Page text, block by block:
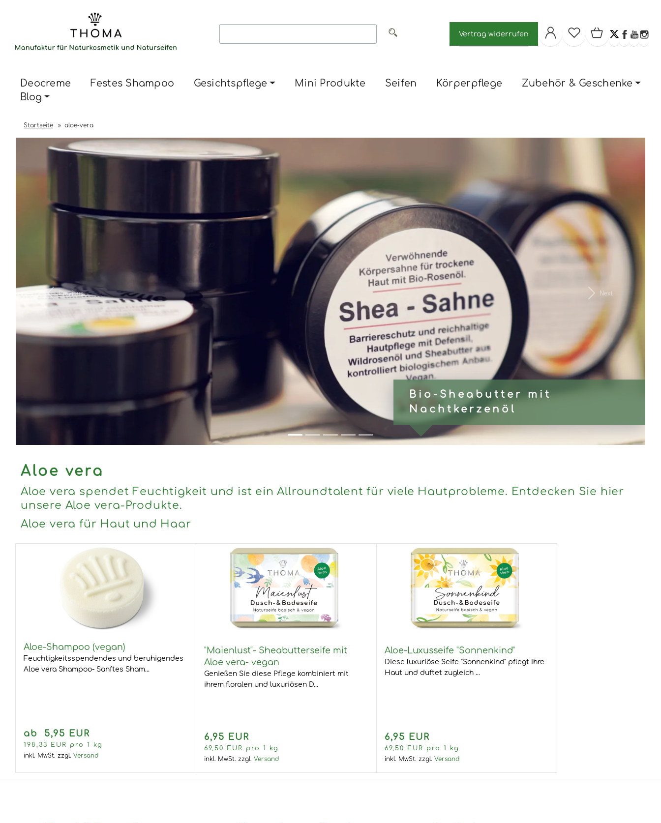
Vertrag widerrufen
Deocreme Festes Shampoo Gesichtspflege Mini Produkte Seifen Körperpflege
Zubehör & Geschenke
Blog
Startseite » aloe-vera
Badepralinen mit viel Sheabutter
Previous
Aloe vera
unsere Aloe vera-Produkte.
Aloe vera für Haut und Haar
Feuchtigkeitsspendendes und beruhigendes
Aloe vera Shampoo- Sanftes Sham...
198,33 EUR pro 1 kg
inkl. MwSt. zzgl.Versand
Aloe vera- vegan
Genießen Sie diese Pflege kombiniert mit
ihrem floralen und luxuriösen D...
69,50 EUR pro 1 kg
inkl. MwSt.zzgl.Versand
Diese luxuriöse Seife "Sonnenkind" pflegt Ihre
Haut und duftet zugleich ...
69,50 EUR pro 1 kg
inkl. MwSt.zzgl.Versand